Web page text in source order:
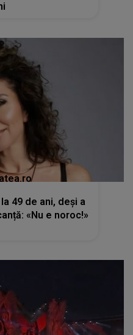
49 de ani, deși a
«Nu e noroc!»